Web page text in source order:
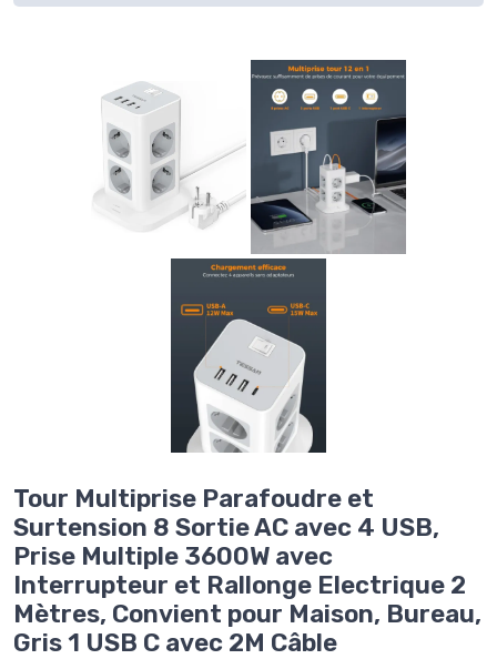
Tour Multiprise Parafoudre et
Surtension 8 Sortie AC avec 4 USB,
Prise Multiple 3600W avec
Interrupteur et Rallonge Electrique 2
Mètres, Convient pour Maison, Bureau,
Gris 1 USB C avec 2M Câble